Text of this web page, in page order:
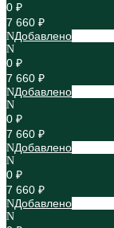
0 ₽
7 660 ₽
Добавлено
0 ₽
7 660 ₽
Добавлено
0 ₽
7 660 ₽
Добавлено
0 ₽
7 660 ₽
Добавлено